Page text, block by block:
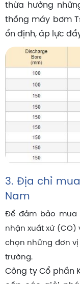
thừa hưởng
thống máy bơm
ổn định, áp lực
3. Địa chỉ mua
Nam
Để đảm bảo mua
nhận xuất xứ
chọn những đơn
trường.
Công ty Cổ phần